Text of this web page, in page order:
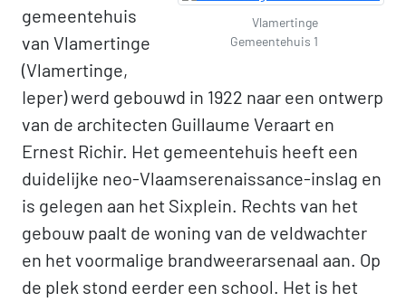
Vlamertinge
Gemeentehuis 1
gemeentehuis
van Vlamertinge
(Vlamertinge,
Ieper) werd gebouwd in 1922 naar een ontwerp
van de architecten Guillaume Veraart en
Ernest Richir. Het gemeentehuis heeft een
duidelijke neo-Vlaamserenaissance-inslag en
is gelegen aan het Sixplein. Rechts van het
gebouw paalt de woning van de veldwachter
en het voormalige brandweerarsenaal aan. Op
de plek stond eerder een school. Het is het